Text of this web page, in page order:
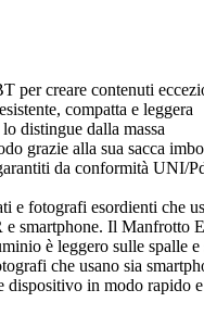
per creare contenuti
compatta e leggera
distingue dalla massa
grazie alla sua sacca
da conformità UNI/
e fotografi esordienti che
e smartphone. Il Manfrotto
è leggero sulle spalle e
che usano sia
dispositivo in modo rapido